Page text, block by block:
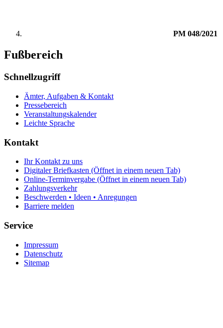
PM 048/2021
Fußbereich
Schnellzugriff
Ämter, Aufgaben & Kontakt
Pressebereich
Veranstaltungskalender
Leichte Sprache
Kontakt
Ihr Kontakt zu uns
Digitaler Briefkasten (Öffnet in einem neuen Tab)
Online-Terminvergabe (Öffnet in einem neuen Tab)
Zahlungsverkehr
Beschwerden • Ideen • Anregungen
Barriere melden
Service
Impressum
Datenschutz
Sitemap